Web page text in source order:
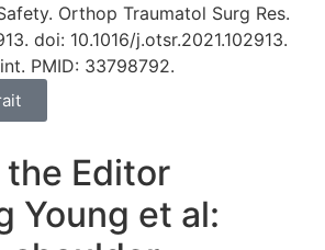
Orthop Traumatol Surg Res.
doi: 10.1016/j.otsr.2021.102913.
PMID: 33798792.
Editor
Young et al: